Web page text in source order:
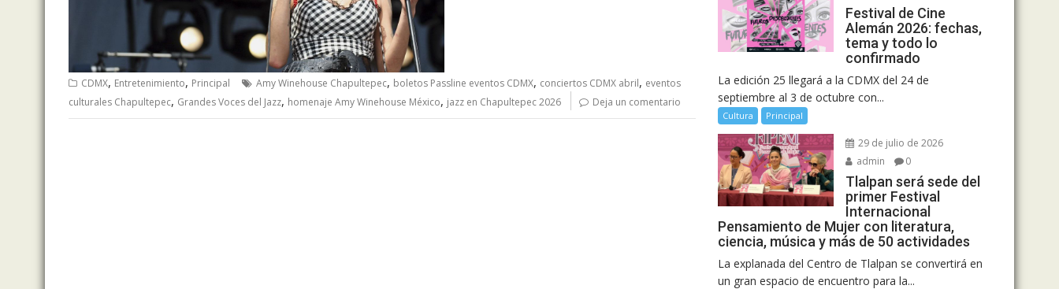
CDMX, Entretenimiento, Principal Amy Winehouse Chapultepec, boletos Passline eventos CDMX, conciertos CDMX abril, eventos
culturales Chapultepec, Grandes Voces del Jazz, homenaje Amy Winehouse México, jazz en Chapultepec 2026 Deja un comentario
Festival de Cine
Alemán 2026: fechas,
tema y todo lo
confirmado
La edición 25 llegará a la CDMX del 24 de
septiembre al 3 de octubre con...
Cultura Principal
29 de julio de 2026
admin
0
Tlalpan será sede del
primer Festival
Internacional
Pensamiento de Mujer con literatura,
ciencia, música y más de 50 actividades
La explanada del Centro de Tlalpan se convertirá en
un gran espacio de encuentro para la...